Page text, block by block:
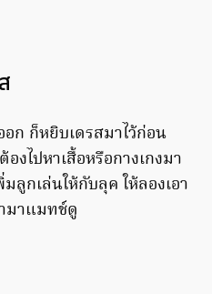
อก ก็หยิบเดรสมาไว้ก่อน
องไปหาเสื้อหรือกางเกงมา
ลูกเล่นให้กับลุค ให้ลองเอา
มาแมทช์ดู